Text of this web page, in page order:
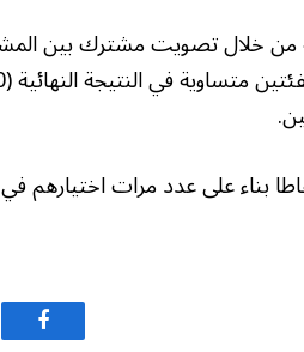
من خلال تصويت مشترك بين
بناء على عدد مرات